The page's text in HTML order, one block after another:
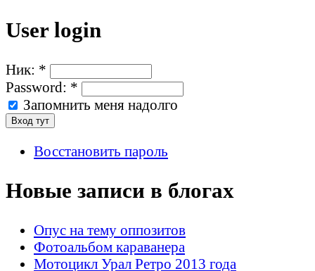
User login
Ник: *
Password: *
Запомнить меня надолго
Восстановить пароль
Новые записи в блогах
Опус на тему оппозитов
Фотоальбом караванера
Мотоцикл Урал Ретро 2013 года